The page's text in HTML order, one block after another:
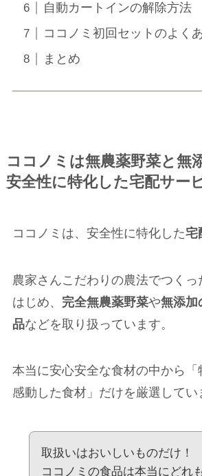
自動カートインの解除方法
ココノミ初回セットのよく
まとめ
ココノミは無農薬野菜と無
安全性に特化した宅配サー
ココノミは、安全性に特化した宅
農家さんこだわりの農法でつくっ
はじめ、 完全無農薬野菜や無添加
品などを取り扱っています。
本当に安心安全な食材の中から
感動した食材」だけを厳選してい
取扱いはおいしいものだけ！
ココノミの食品は本当にどれ